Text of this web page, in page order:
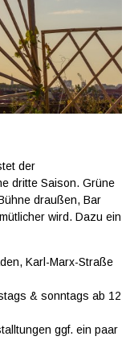
der
dritte Saison. Grüne
draußen, Bar
wird. Dazu ein
Karl-Marx-Straße
& sonntags ab 12
ggf. ein paar